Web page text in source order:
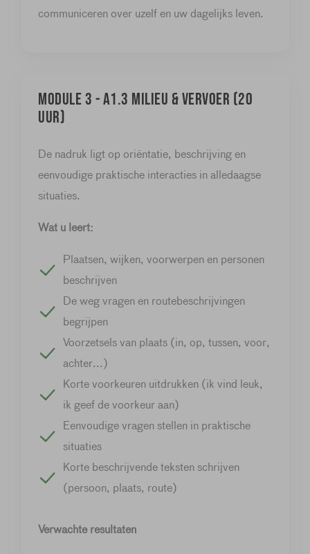
communiceren over uzelf en uw dagelijks leven.
Module 3 - A1.3 Milieu & vervoer (20
uur)
De nadruk ligt op oriëntatie, beschrijving en
eenvoudige praktische interacties in alledaagse
situaties.
Wat u leert:
Plaatsen, wijken, voorwerpen en personen
beschrijven
De weg vragen en routebeschrijvingen
begrijpen
Voorzetsels van plaats (in, op, tussen, voor,
achter...)
Korte voorkeuren uitdrukken (ik vind leuk,
ik geef de voorkeur aan)
Eenvoudige vragen stellen in praktische
situaties
Korte beschrijvende teksten schrijven
(persoon, plaats, route)
Verwachte resultaten